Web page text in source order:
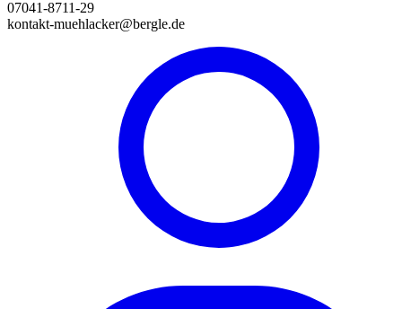
07041-8711-29
kontakt-muehlacker@bergle.de